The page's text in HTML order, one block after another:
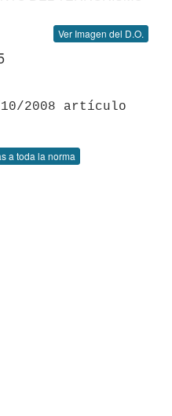
Ver Imagen del D.O.
a toda la norma